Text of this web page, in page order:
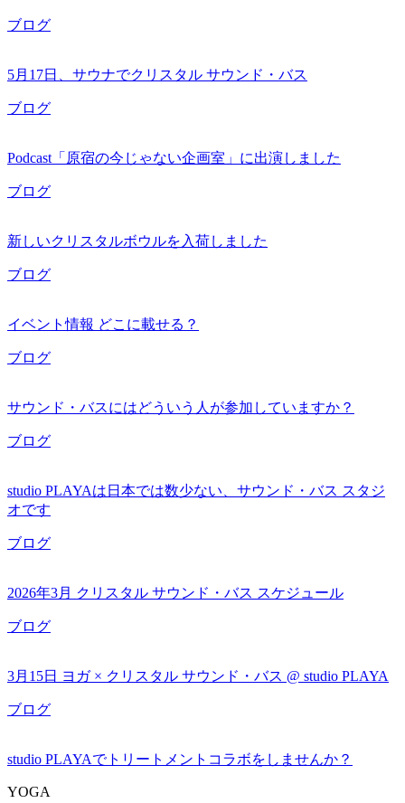
ブログ
5月17日、サウナでクリスタル サウンド・バス
ブログ
Podcast「原宿の今じゃない企画室」に出演しました
ブログ
新しいクリスタルボウルを入荷しました
ブログ
イベント情報 どこに載せる？
ブログ
サウンド・バスにはどういう人が参加していますか？
ブログ
studio PLAYAは日本では数少ない、サウンド・バス スタジ
オです
ブログ
2026年3月 クリスタル サウンド・バス スケジュール
ブログ
3月15日 ヨガ × クリスタル サウンド・バス @ studio PLAYA
ブログ
studio PLAYAでトリートメントコラボをしませんか？
YOGA